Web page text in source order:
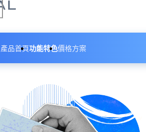
產品首頁功能特色價格方案